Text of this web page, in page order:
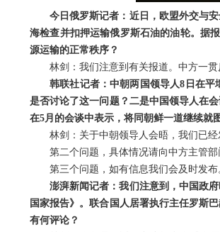
今日俄罗斯记者：近日，欧盟外交与
海检查并扣押运输俄罗斯石油的油轮。据
源运输的正常秩序？
林剑：我们注意到有关报道。中方一
韩联社记者：中朝两国领导人8日在
是否讨论了这一问题？二是中国领导人在
在5月的会谈中表示，将同朝鲜一道继续就
林剑：关于中朝领导人会晤，我们已
第二个问题，具体情况请向中方主管
第三个问题，如有信息我们会及时发布
澎湃新闻记者：我们注意到，中国政
国家报告》。联合国人居署执行主任罗斯
有何评论？